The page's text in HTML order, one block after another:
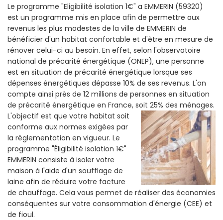
Le programme "Eligibilité isolation 1€" a EMMERIN (59320)
est un programme mis en place afin de permettre aux
revenus les plus modestes de la ville de EMMERIN de
bénéficier d'un habitat confortable et d'être en mesure de
rénover celui-ci au besoin. En effet, selon l'observatoire
national de précarité énergétique (ONEP), une personne
est en situation de précarité énergétique lorsque ses
dépenses énergétiques dépasse 10% de ses revenus. L'on
compte ainsi près de 12 millions de personnes en situation
de précarité énergétique en France, soit 25% des ménages.
L'objectif est que votre habitat soit
conforme aux normes exigées par
la réglementation en vigueur. Le
programme "Éligibilité isolation 1€"
EMMERIN consiste à isoler votre
maison à l'aide d'un soufflage de
laine afin de réduire votre facture
de chauffage. Cela vous permet de réaliser des économies
conséquentes sur votre consommation d'énergie (CEE) et
de fioul.